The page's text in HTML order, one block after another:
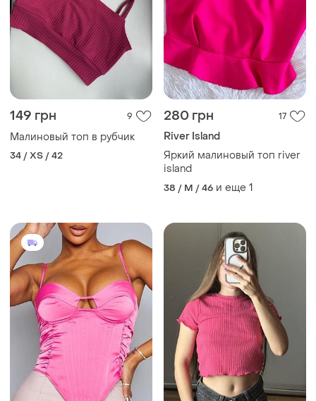
149 грн 9
Малиновый топ в рубчик
34 / XS / 42
280 грн 17
River Island
Яркий малиновый топ river
island
38 / M / 46 и еще 1